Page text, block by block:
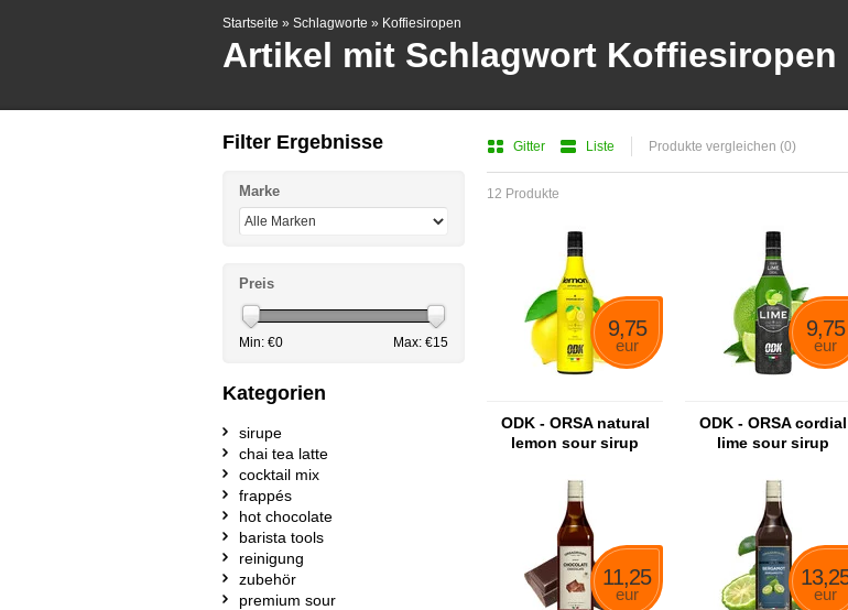
Startseite » Schlagworte » Koffiesiropen
Artikel mit Schlagwort Koffiesiropen
Gitter Liste Produkte vergleichen (0)
12 Produkte
9,75
eur
ODK - ORSA natural
lemon sour sirup
9,75
eur
ODK - ORSA cordial
lime sour sirup
11,25
eur eur
Filter Ergebnisse
Marke
Preis
Min: €0 Max: €15
Kategorien
sirupe
chai tea latte
cocktail mix
frappés
hot chocolate
barista tools
reinigung
zubehör
premium sour